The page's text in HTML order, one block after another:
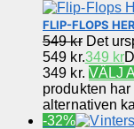
FLIP-FLOPS
549kr Det
549 kr.349 kr
349 kr. VÄLJ
produkten
alternativen
-32%